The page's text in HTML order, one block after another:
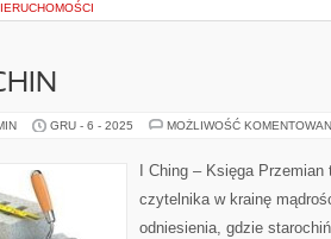
GRU - 6 - 2025 MOŻLIWOŚĆ
I Ching – Księga
czytelnika w krainę
odniesienia, gdzie